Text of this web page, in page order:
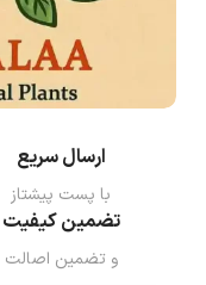
ارسال سریع
با پست پیشتاز
تضمین کیفیت
و تضمین اصالت